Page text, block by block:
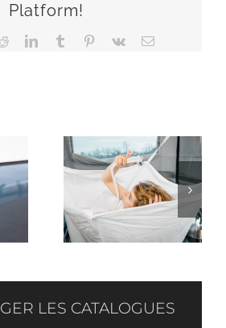
Platform!
RedditLinkedInTumblr Pinterest
Vk Email
LA
DOUCHETTE
D’EXTERIEUR
LES CATALOGUES